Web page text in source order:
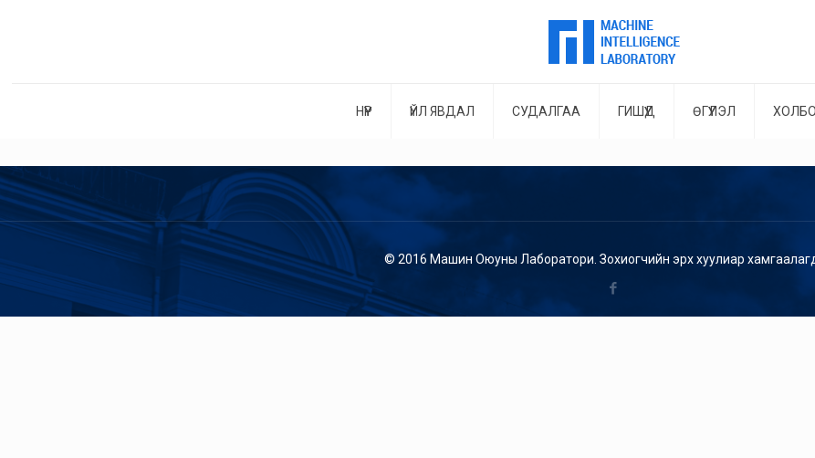
НҮҮР ҮЙЛ ЯВДАЛ СУДАЛГАА ГИШҮҮД ӨГҮҮЛЭЛ
© 2016 Машин Оюуны Лаборатори. Зохиогчийн эрх хуулиар